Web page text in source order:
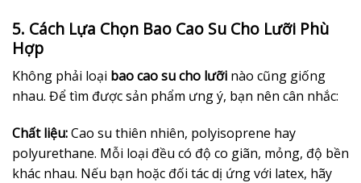
5. Cách Lựa Chọn Bao Cao Su Cho Lưỡi Phù
Hợp
Không phải loại bao cao su cho lưỡi nào cũng giống
nhau. Để tìm được sản phẩm ưng ý, bạn nên cân nhắc:
Chất liệu:Cao su thiên nhiên, polyisoprene hay
polyurethane. Mỗi loại đều có độ co giãn, mỏng, độ bền
khác nhau. Nếu bạn hoặc đối tác dị ứng với latex, hãy